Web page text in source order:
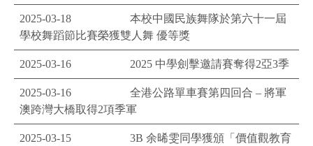
2025-03-18
本校中國民族舞隊於第六十一屆
學校舞蹈節比賽榮獲雙人舞 優等獎
2025-03-16 2025 中學劍擊邀請賽奪得2亞3季
2025-03-16
全港公路單車賽第四回合 – 將軍
澳跨灣大橋取得2項季軍
2025-03-15
3B 余晞雯同學獲頒「價值觀教育